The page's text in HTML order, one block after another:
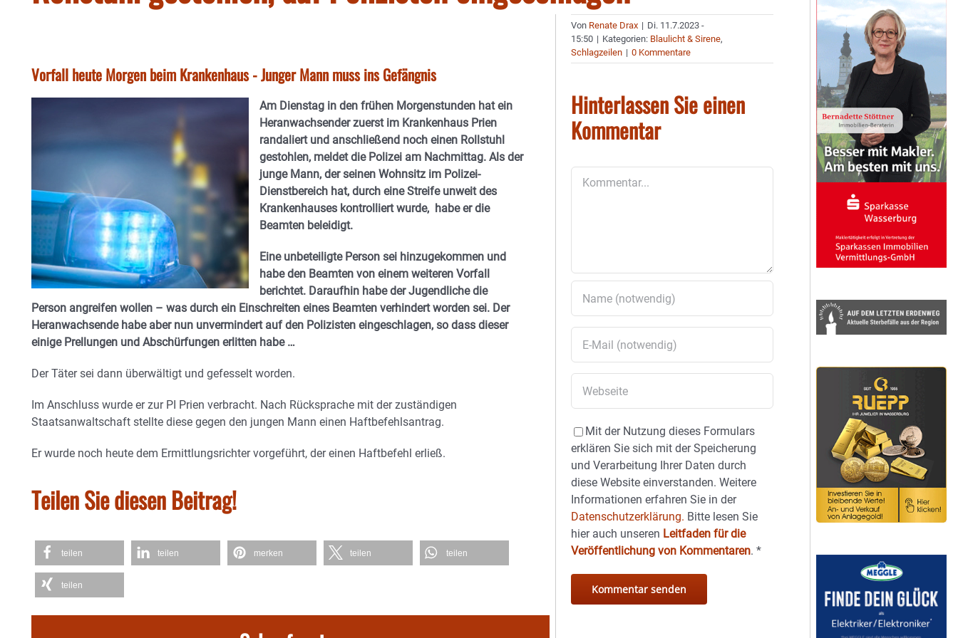
Vorfall heute Morgen beim Krankenhaus - Junger Mann muss ins Gefängnis
Am Dienstag in den frühen Morgenstunden hat ein
Heranwachsender zuerst im Krankenhaus Prien
randaliert und anschließend noch einen Rollstuhl
gestohlen, meldet die Polizei am Nachmittag. Als der
junge Mann, der seinen Wohnsitz im Polizei-
Dienstbereich hat, durch eine Streife unweit des
Krankenhauses kontrolliert wurde, habe er die
Beamten beleidigt.
Eine unbeteiligte Person sei hinzugekommen und
habe den Beamten von einem weiteren Vorfall
berichtet. Daraufhin habe der Jugendliche die
Person angreifen wollen – was durch ein Einschreiten eines Beamten verhindert worden sei. Der
Heranwachsende habe aber nun unvermindert auf den Polizisten eingeschlagen, so dass dieser
einige Prellungen und Abschürfungen erlitten habe …
Der Täter sei dann überwältigt und gefesselt worden.
Im Anschluss wurde er zur PI Prien verbracht. Nach Rücksprache mit der zuständigen
Staatsanwaltschaft stellte diese gegen den jungen Mann einen Haftbefehlsantrag.
Er wurde noch heute dem Ermittlungsrichter vorgeführt, der einen Haftbefehl erließ.
Teilen Sie diesen Beitrag!
teilen teilen merken teilen teilen
teilen
Von Renate Drax | Di. 11.7.2023 -
15:50 | Kategorien: Blaulicht & Sirene,
Schlagzeilen | 0 Kommentare
Hinterlassen Sie einen
Kommentar
Mit der Nutzung dieses Formulars
erklären Sie sich mit der Speicherung
und Verarbeitung Ihrer Daten durch
diese Website einverstanden. Weitere
Informationen erfahren Sie in der
Datenschutzerklärung. Bitte lesen Sie
hier auch unseren Leitfaden für die
Veröffentlichung von Kommentaren.*